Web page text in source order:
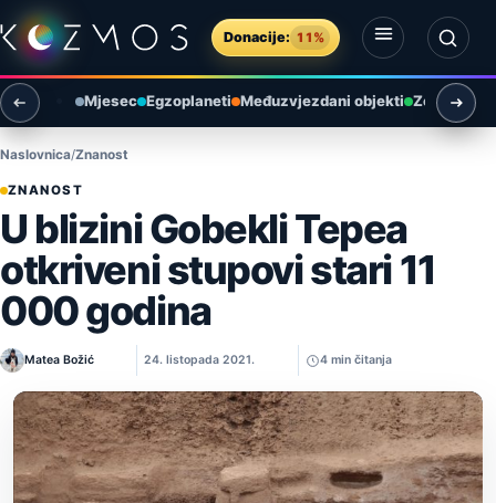
Preskoči na sadržaj
Donacije: 11%
Otvori izbornik
Otvori pretragu
Mjesec Egzoplaneti Međuzvjezdani objekti Zemlja i
Naslovnica Znanost
ZNANOST
U blizini Gobekli Tepea
otkriveni stupovi stari 11
000 godina
Matea Božić 24. listopada 2021. 4 min čitanja